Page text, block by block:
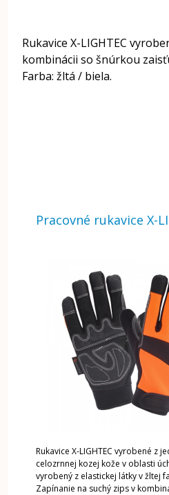
Rukavice X-LIGHTEC
kombinácii so šnúrkou
Farba: žltá / biela.
Pracovné rukavice X-
Rukavice X-LIGHTEC vyrobené z
celozrnnej kozej kože v oblasti
vyrobený z elastickej látky v žltej
Zapínanie na suchý zips v